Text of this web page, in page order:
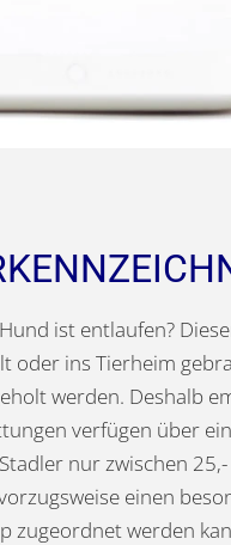
ist entlaufen?
oder ins Tierheim
werden. Deshalb
verfügen über
nur zwischen
einen
zugeordnet werden